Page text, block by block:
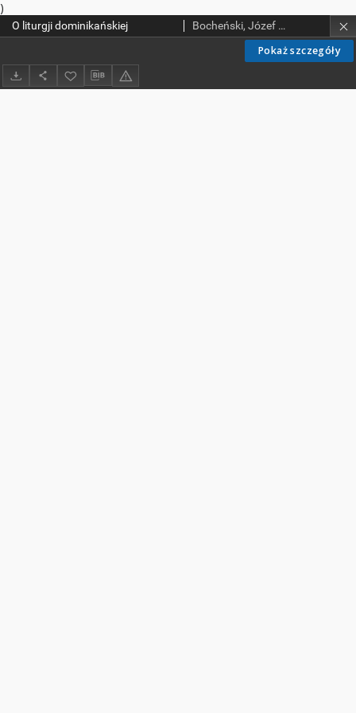
)
Pokaż szczegóły
O liturgji dominikańskiej Bocheński, Józef Maria (1902-1995)